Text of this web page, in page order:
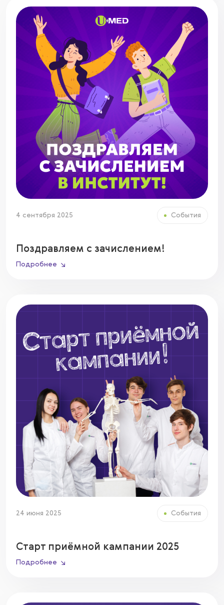
4 сентября 2025 События
Поздравляем с зачислением!
Подробнее
24 июня 2025 События
Старт приёмной кампании 2025
Подробнее